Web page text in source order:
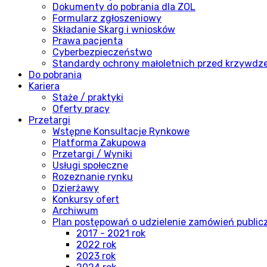
Dokumenty do pobrania dla ZOL
Formularz zgłoszeniowy
Składanie Skarg i wniosków
Prawa pacjenta
Cyberbezpieczeństwo
Standardy ochrony małoletnich przed
Do pobrania
Kariera
Staże / praktyki
Oferty pracy
Przetargi
Wstępne Konsultacje Rynkowe
Platforma Zakupowa
Przetargi / Wyniki
Usługi społeczne
Rozeznanie rynku
Dzierżawy
Konkursy ofert
Archiwum
Plan postępowań o udzielenie zamówień
2017 - 2021 rok
2022 rok
2023 rok